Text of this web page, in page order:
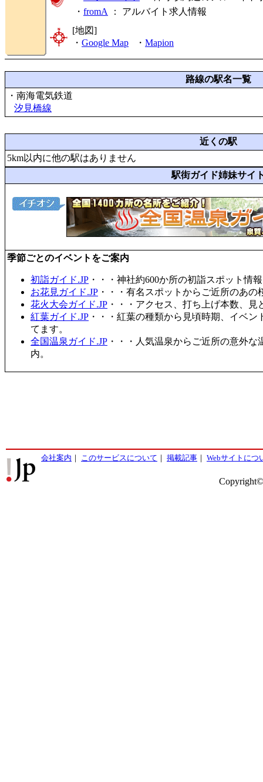
・ fromA ： アルバイト求人情報
[地図]
・ Google Map ・ Mapion
路線の駅名一覧
・南海電気鉄道
汐見橋線
近くの駅
5km以内に他の駅はありません
駅街ガイド姉妹サイ
季節ごとのイベントをご案内
初詣ガイド.JP ・・・神社約600か所の初詣スポット情
お花見ガイド.JP ・・・有名スポットからご近所のあ
花火大会ガイド.JP ・・・アクセス、打ち上げ本数、
紅葉ガイド.JP ・・・紅葉の種類から見頃時期、イベ
てます。
全国温泉ガイド.JP ・・・人気温泉からご近所の意外
内。
会社案内 ｜ このサービスについて ｜ 掲載記事 ｜ Webサイトにつ